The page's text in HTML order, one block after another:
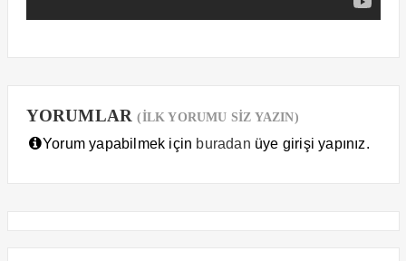
YORUMLAR(İLK YORUMU SİZ YAZIN)
Yorum yapabilmek için buradan üye girişi yapınız.